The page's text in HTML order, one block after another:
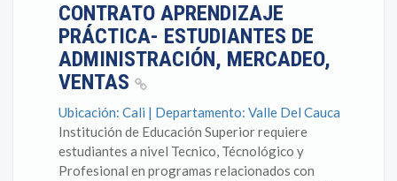
CONTRATO APRENDIZAJE
PRÁCTICA- ESTUDIANTES DE
ADMINISTRACIÓN, MERCADEO,
VENTAS
Ubicación: Cali | Departamento: Valle Del Cauca
Institución de Educación Superior requiere
estudiantes a nivel Tecnico, Técnológico y
Profesional en programas relacionados con